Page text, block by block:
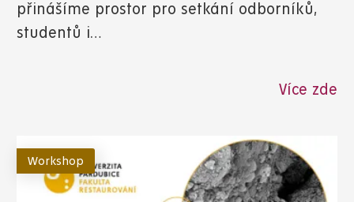
přinášíme prostor pro setkání odborníků,
studentů i…
Více zde
Workshop